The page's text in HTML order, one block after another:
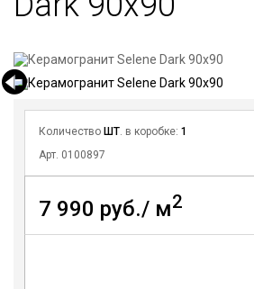
Количество ШТ. в коробке: 1
Арт. 0100897
7 990 руб./ м2